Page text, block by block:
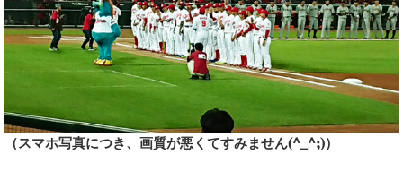
（スマホ写真につき、画質が悪くてすみません(^_^;)）